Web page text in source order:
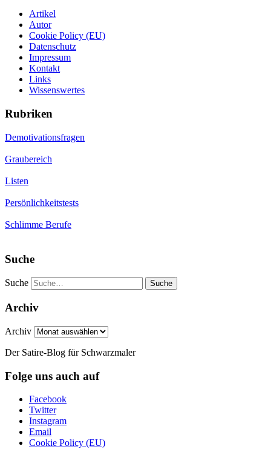
Artikel
Autor
Cookie Policy (EU)
Datenschutz
Impressum
Kontakt
Links
Wissenswertes
Rubriken
Demotivationsfragen
Graubereich
Listen
Persönlichkeitstests
Schlimme Berufe
Suche
Suche
Archiv
Archiv
Der Satire-Blog für Schwarzmaler
Folge uns auch auf
Facebook
Twitter
Instagram
Email
Cookie Policy (EU)